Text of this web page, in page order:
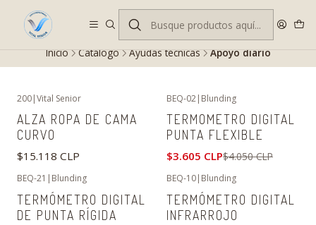
Despacho gratis en RM desde $100.000. Revisa las condiciones.
Inicio Catálogo Ayudas técnicas Apoyo diario
200|Vital Senior
ALZA ROPA DE CAMA
CURVO
$15.118 CLP
BEQ-02| Blunding
TERMOMETRO DIGITAL
PUNTA FLEXIBLE
$3.605 CLP$4.050 CLP
BEQ-21 | Blunding
TERMÓMETRO DIGITAL
DE PUNTA RÍGIDA
BEQ-10| Blunding
TERMÓMETRO DIGITAL
INFRARROJO